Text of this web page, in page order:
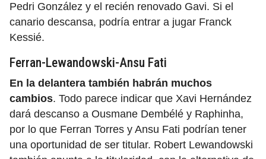
Pedri González y el recién renovado Gavi. Si el
canario descansa, podría entrar a jugar Franck
Kessié.
Ferran-Lewandowski-Ansu Fati
En la delantera también habrán muchos
cambios. Todo parece indicar que Xavi Hernández
dará descanso a Ousmane Dembélé y Raphinha,
por lo que Ferran Torres y Ansu Fati podrían tener
una oportunidad de ser titular. Robert Lewandowski